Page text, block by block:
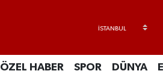
ÖZEL HABER SPOR DÜNYA